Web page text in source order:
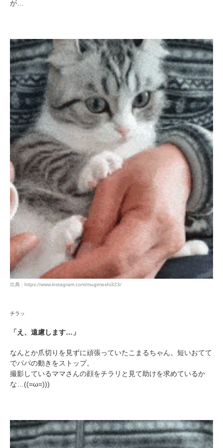
が…
出典 : https://www.instagram.com/mugimeshi323/
チラッ
「え、遠慮します…」
なんとか爪切りを見ずに頑張っていたこまるちゃん。短いおてて
でパパの動きをストップ。
撮影しているママさんの顔をチラリと見て助けを求めているか
な…((=ω=)))